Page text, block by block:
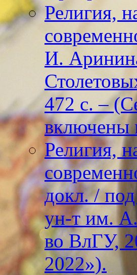
Религия,
И.
472 с. –
включены
Религия,
докл. /
ун-т им.
во ВлГУ,
2022»).